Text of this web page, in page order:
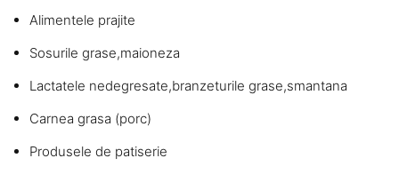
Alimentele prajite
Sosurile grase,maioneza
Lactatele nedegresate,branzeturile grase,smantana
Carnea grasa (porc)
Produsele de patiserie